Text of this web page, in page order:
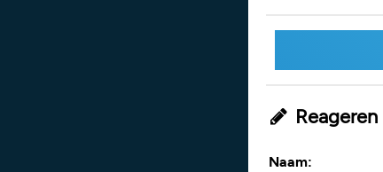
Reageren
Naam: